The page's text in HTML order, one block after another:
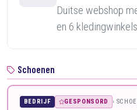
Duitse webshop
en 6 kledingwinkels
Schoenen
BEDRIJF GESPONSORD